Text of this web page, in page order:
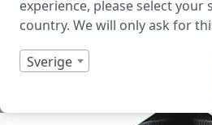
experience, please select your
country. We will only ask for
Sverige
Art.nr: 43331
I lager